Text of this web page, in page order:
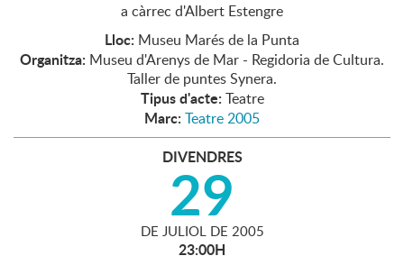
a càrrec d'Albert Estengre
Lloc: Museu Marés de la Punta
Organitza: Museu d'Arenys de Mar - Regidoria de Cultura.
Taller de puntes Synera.
Tipus d'acte: Teatre
Marc: Teatre 2005
DIVENDRES
29
DE JULIOL DE 2005
23:00H